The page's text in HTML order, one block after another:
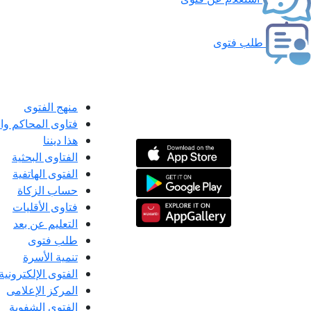
طلب فتوى
منهج الفتوى
فتاوى المحاكم
هذا ديننا
الفتاوى البحثية
الفتوى الهاتفية
حساب الزكاة
فتاوى الأقليات
التعليم عن بعد
طلب فتوى
تنمية الأسرة
الفتوى الإلكترونية
المركز الإعلامى
الفتوى الشفوية